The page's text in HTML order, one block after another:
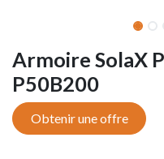
Armoire SolaX
P50B200
Obtenir une offre